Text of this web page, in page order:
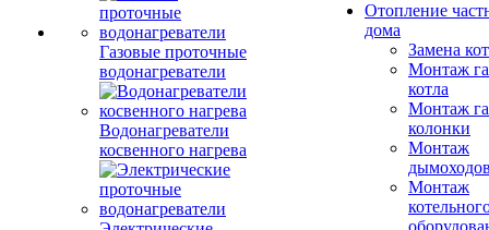
Газовые проточные
водонагреватели
Водонагреватели
косвенного нагрева
Отопление
дома
Замена
Монтаж
котла
Монтаж
колонки
Монтаж
Монтаж